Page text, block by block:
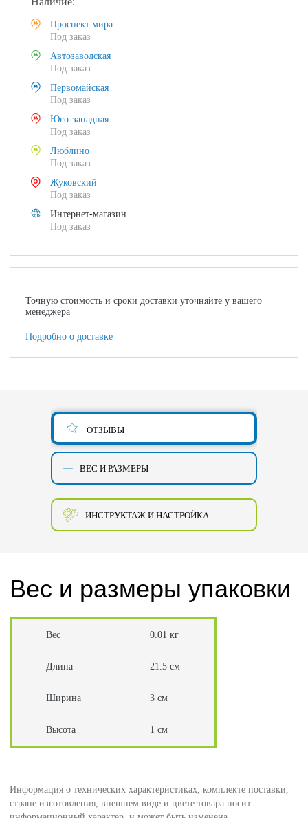
Проспект мира
Под заказ
Автозаводская
Под заказ
Первомайская
Под заказ
Юго-западная
Под заказ
Люблино
Под заказ
Жуковский
Под заказ
Интернет-магазин
Под заказ
Точную стоимость и сроки доставки уточняйте у вашего
менеджера
Подробно о доставке
ОТЗЫВЫ
ВЕС И РАЗМЕРЫ
ИНСТРУКТАЖ И НАСТРОЙКА
Вес и размеры упаковки
Вес 0.01 кг
Длина 21.5 см
Ширина 3 см
Высота 1 см
Информация о технических характеристиках, комплекте поставки,
стране изготовления, внешнем виде и цвете товара носит